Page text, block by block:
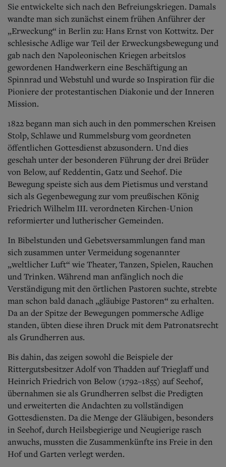
Sie entwickelte sich nach den Befreiungskriegen. Damals
wandte man sich zunächst einem frühen Anführer der
„Erweckung“ in Berlin zu: Hans Ernst von Kottwitz. Der
schlesische Adlige war Teil der Erweckungsbewegung und
gab nach den Napoleonischen Kriegen arbeitslos
gewordenen Handwerkern eine Beschäftigung an
Spinnrad und Webstuhl und wurde so Inspiration für die
Pioniere der protestantischen Diakonie und der Inneren
Mission.
1822 begann man sich auch in den pommerschen Kreisen
Stolp, Schlawe und Rummelsburg vom geordneten
öffentlichen Gottesdienst abzusondern. Und dies
geschah unter der besonderen Führung der drei Brüder
von Below, auf Reddentin, Gatz und Seehof. Die
Bewegung speiste sich aus dem Pietismus und verstand
sich als Gegenbewegung zur vom preußischen König
Friedrich Wilhelm III. verordneten Kirchen-Union
reformierter und lutherischer Gemeinden.
In Bibelstunden und Gebetsversammlungen fand man
sich zusammen unter Vermeidung sogenannter
„weltlicher Luft“ wie Theater, Tanzen, Spielen, Rauchen
und Trinken. Während man anfänglich noch die
Verständigung mit den örtlichen Pastoren suchte, strebte
man schon bald danach „gläubige Pastoren“ zu erhalten.
Da an der Spitze der Bewegungen pommersche Adlige
standen, übten diese ihren Druck mit dem Patronatsrecht
als Grundherren aus.
Bis dahin, das zeigen sowohl die Beispiele der
Rittergutsbesitzer Adolf von Thadden auf Trieglaff und
Heinrich Friedrich von Below (1792–1855) auf Seehof,
übernahmen sie als Grundherren selbst die Predigten
und erweiterten die Andachten zu vollständigen
Gottesdiensten. Da die Menge der Gläubigen, besonders
in Seehof, durch Heilsbegierige und Neugierige rasch
anwuchs, mussten die Zusammenkünfte ins Freie in den
Hof und Garten verlegt werden.